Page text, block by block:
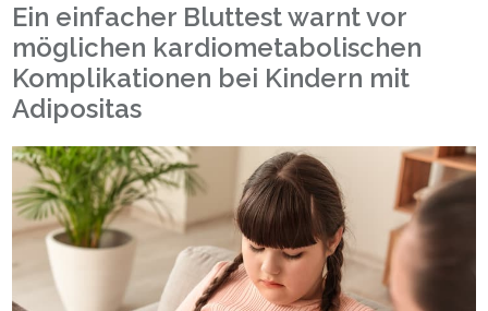
Ein einfacher Bluttest warnt vor
möglichen kardiometabolischen
Komplikationen bei Kindern mit
Adipositas